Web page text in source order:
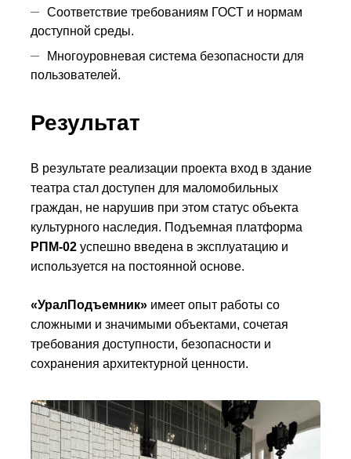
Соответствие требованиям ГОСТ и нормам
доступной среды.
Многоуровневая система безопасности для
пользователей.
Результат
В результате реализации проекта вход в здание
театра стал доступен для маломобильных
граждан, не нарушив при этом статус объекта
культурного наследия. Подъемная платформа
РПМ-02 успешно введена в эксплуатацию и
используется на постоянной основе.
«УралПодъемник» имеет опыт работы со
сложными и значимыми объектами, сочетая
требования доступности, безопасности и
сохранения архитектурной ценности.